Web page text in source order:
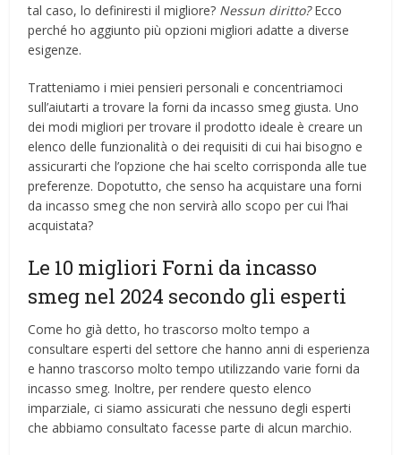
tal caso, lo definiresti il ​​migliore? Nessun diritto?Ecco
perché ho aggiunto più opzioni migliori adatte a diverse
esigenze.
Tratteniamo i miei pensieri personali e concentriamoci
sull’aiutarti a trovare la forni da incasso smeg giusta. Uno
dei modi migliori per trovare il prodotto ideale è creare un
elenco delle funzionalità o dei requisiti di cui hai bisogno e
assicurarti che l’opzione che hai scelto corrisponda alle tue
preferenze. Dopotutto, che senso ha acquistare una forni
da incasso smeg che non servirà allo scopo per cui l’hai
acquistata?
Le 10 migliori Forni da incasso
smeg nel 2024 secondo gli esperti
Come ho già detto, ho trascorso molto tempo a
consultare esperti del settore che hanno anni di esperienza
e hanno trascorso molto tempo utilizzando varie forni da
incasso smeg. Inoltre, per rendere questo elenco
imparziale, ci siamo assicurati che nessuno degli esperti
che abbiamo consultato facesse parte di alcun marchio.